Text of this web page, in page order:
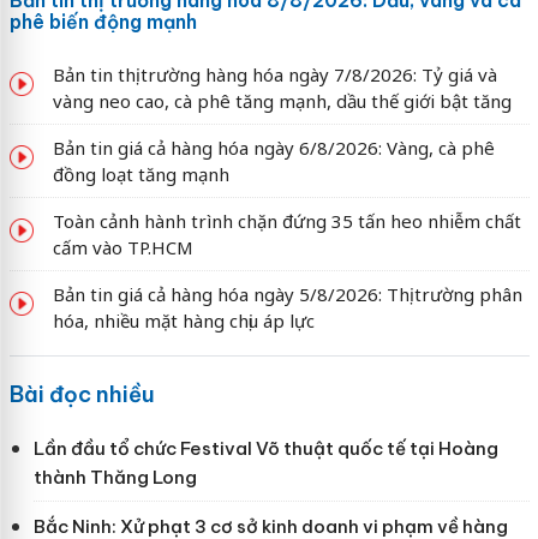
phê biến động mạnh
Bản tin thị trường hàng hóa ngày 7/8/2026: Tỷ giá và
vàng neo cao, cà phê tăng mạnh, dầu thế giới bật tăng
Bản tin giá cả hàng hóa ngày 6/8/2026: Vàng, cà phê
đồng loạt tăng mạnh
Toàn cảnh hành trình chặn đứng 35 tấn heo nhiễm chất
cấm vào TP.HCM
Bản tin giá cả hàng hóa ngày 5/8/2026: Thị trường phân
hóa, nhiều mặt hàng chịu áp lực
Bài đọc nhiều
Lần đầu tổ chức Festival Võ thuật quốc tế tại Hoàng
thành Thăng Long
Bắc Ninh: Xử phạt 3 cơ sở kinh doanh vi phạm về hàng